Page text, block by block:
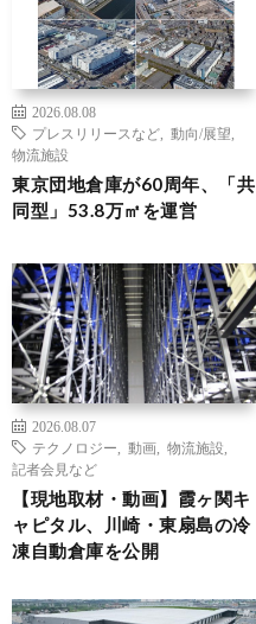
2026.08.08
プレスリリースなど
動向/展望
物流施設
東京団地倉庫が60周年、「共
同型」53.8万㎡を運営
2026.08.07
テクノロジー
動画 物流施設
記者会見など
【現地取材・動画】霞ヶ関キ
ャピタル、川崎・東扇島の冷
凍自動倉庫を公開